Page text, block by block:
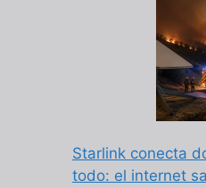
Starlink conecta
todo: el internet